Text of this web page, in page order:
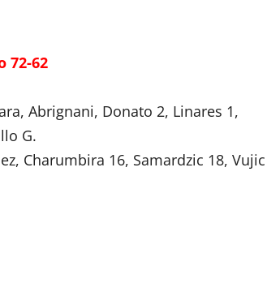
72-62
Abrignani, Donato 2, Linares 1,
G.
Charumbira 16, Samardzic 18, Vujic